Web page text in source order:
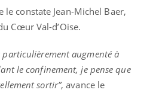
le constate Jean-Michel Baer,
Cœur Val-d’Oise.
particulièrement augmenté à
le confinement, je pense que
sortir”, avance le